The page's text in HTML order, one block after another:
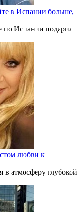
в Испании больше,
по Испании подарил
любви к
в атмосферу глубокой